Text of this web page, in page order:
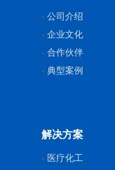
公司介绍
企业文化
合作伙伴
典型案例
解决方案
医疗化工